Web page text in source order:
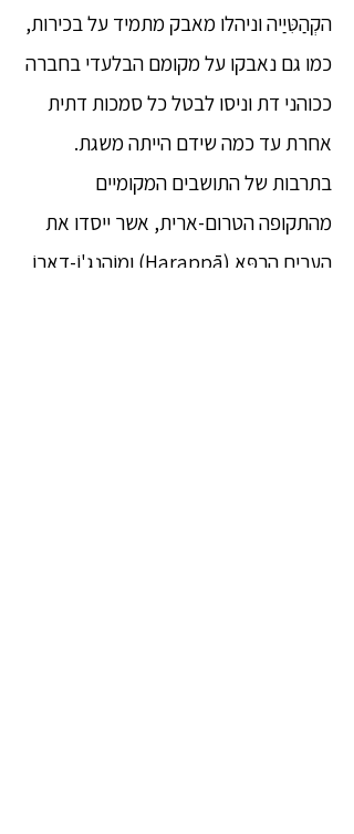
הקְהַטִּיַיה וניהלו מאבק מתמיד על בכירות,
כמו גם נאבקו על מקומם הבלעדי בחברה
ככוהני דת וניסו לבטל כל סמכות דתית
אחרת עד כמה שידם הייתה משגת.
בתרבות של התושבים המקומיים
מהתקופה הטרום-ארית, אשר ייסדו את
הערים הַרַפָּא (Harappā) ומוֹהֶנְג'וֹ-דָארוֹ